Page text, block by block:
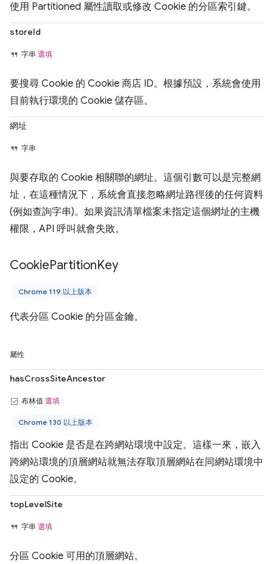
使用 Partitioned 屬性讀取或修改 Cookie 的分區索引鍵。
storeId
字串 選填
要搜尋 Cookie 的 Cookie 商店 ID。根據預設，系統會使用
目前執行環境的 Cookie 儲存區。
網址
字串
與要存取的 Cookie 相關聯的網址。這個引數可以是完整網
址，在這種情況下，系統會直接忽略網址路徑後的任何資料
(例如查詢字串)。如果資訊清單檔案未指定這個網址的主機
權限，API 呼叫就會失敗。
CookiePartitionKey
Chrome 119 以上版本
代表分區 Cookie 的分區金鑰。
屬性
hasCrossSiteAncestor
布林值 選填
Chrome 130 以上版本
指出 Cookie 是否是在跨網站環境中設定。這樣一來，嵌入
跨網站環境的頂層網站就無法存取頂層網站在同網站環境中
設定的 Cookie。
topLevelSite
字串 選填
分區 Cookie 可用的頂層網站。